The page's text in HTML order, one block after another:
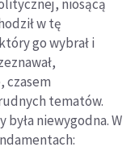
niosącą
w tę
go wybrał i
czasem
tematów.
była niewygodna. W